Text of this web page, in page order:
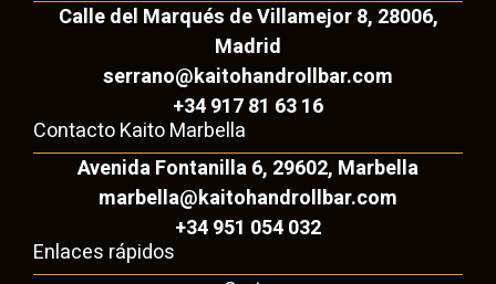
Calle del Marqués de Villamejor 8, 28006,
Madrid
serrano@kaitohandrollbar.com
+34 917 81 63 16
Contacto Kaito Marbella
Avenida Fontanilla 6, 29602, Marbella
marbella@kaitohandrollbar.com
+34 951 054 032
Enlaces rápidos